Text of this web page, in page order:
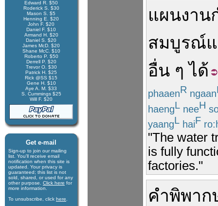
Edward R. $50
Roderick S. $30
Mason S. $5
Henning E. $20
John F. $20
Daniel F. $10
Armand H. $20
Daniel S. $20
James McD. $20
Shane McC. $10
Roberto P. $50
Derrell P. $20
Trevor O. $30
Patrick H. $25
Rick @SS $15
Gene H. $10
Aye A. M. $33
S. Cummings $25
Will F. $20
Get e-mail
Sign-up to join our mail­ing
list. You'll receive e­mail
notification when this site is
updated. Your privacy is
guaran­teed; this list is not
sold, shared, or used for any
other purpose. Click here for
more infor­mation.
To unsubscribe, click here
แผนงาน
สมบูรณ์
อื่น ๆ ได้
phaaenR ngaan
haengL neeH
yaangL haiF
"The water
is fully
factories."
คำพิพาก